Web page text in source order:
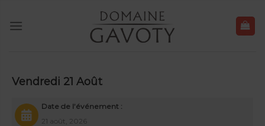
Vendredi 21 Août
Date de l’événement :
21 août, 2026